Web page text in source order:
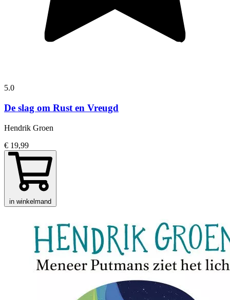
5.0
De slag om Rust en Vreugd
Hendrik Groen
€ 19,99
in winkelmand